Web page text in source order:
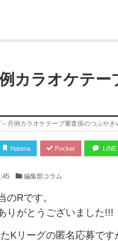
カラオケテ
～月例カラオケテープ審査係のつぶやき
Hatena Pocket LINE
編集部コラム
のRです。
りがとうございました!!!
Kリーグの匿名応募です